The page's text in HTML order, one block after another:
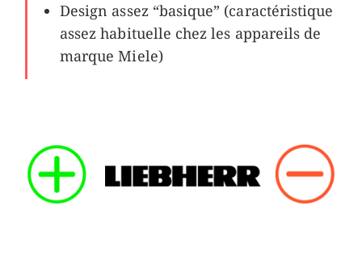
Design assez “basique” (caractéristique
assez habituelle chez les appareils de
marque Miele)